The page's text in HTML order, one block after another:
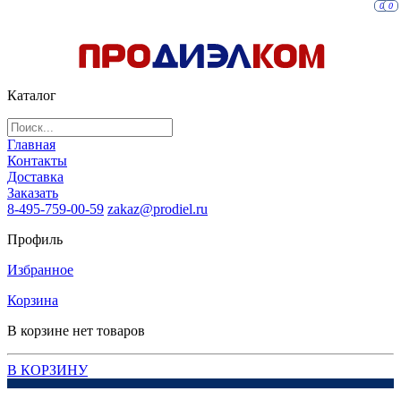
Каталог
Главная
Контакты
Доставка
Заказать
8-495-759-00-59 zakaz@prodiel.ru
Профиль
Избранное
0
Корзина
0
В корзине нет товаров
В КОРЗИНУ